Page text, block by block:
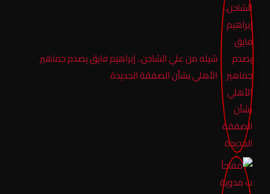
شيله من علي الشاحن.. إبراهيم فايق يصدم جماهير
الأهلي بشأن الصفقة الجديدة